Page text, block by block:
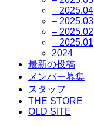
– 2025.04
– 2025.03
– 2025.02
– 2025.01
2024
最新の投稿
メンバー募集
スタッフ
THE STORE
OLD SITE